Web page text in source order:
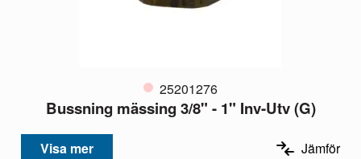
25201276
Bussning mässing 3/8" - 1" Inv-Utv (G)
Visa mer Jämför